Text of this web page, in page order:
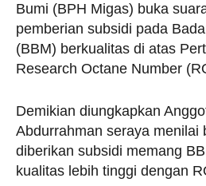
Bumi (BPH Migas) buka
pemberian subsidi pada
(BBM) berkualitas di atas
Research Octane Number
Demikian diungkapkan
Abdurrahman seraya menilai
diberikan subsidi memang
kualitas lebih tinggi dengan